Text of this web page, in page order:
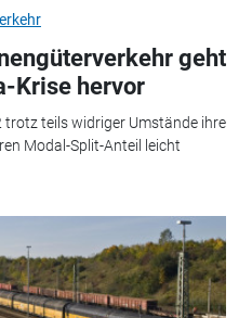
geht
Krise hervor
trotz teils widriger Umstände ihre
Modal-Split-Anteil leicht